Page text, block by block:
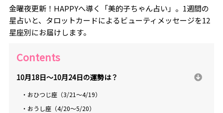
金曜夜更新！HAPPYへ導く「美的子ちゃん占い」。1週間の
星占いと、タロットカードによるビューティメッセージを12
星座別にお届けします。
Contents
10月18日～10月24日の運勢は？
・おひつじ座（3/21～4/19）
・おうし座（4/20～5/20）